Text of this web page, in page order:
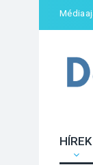
HÍREK